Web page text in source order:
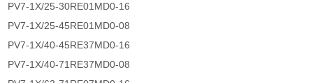
PV7-1X/25-30RE01MD0-16
PV7-1X/25-45RE01MD0-08
PV7-1X/40-45RE37MD0-16
PV7-1X/40-71RE37MD0-08